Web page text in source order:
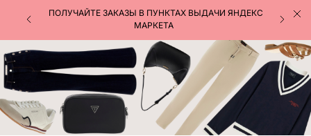
ПОЛУЧАЙТЕ ЗАКАЗЫ В ПУНКТАХ ВЫДАЧИ ЯНДЕКС
МАРКЕТА